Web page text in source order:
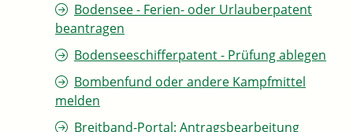
Bodensee - Ferien- oder Urlauberpatent
beantragen
Bodenseeschifferpatent - Prüfung ablegen
Bombenfund oder andere Kampfmittel
melden
Breitband-Portal: Antragsbearbeitung